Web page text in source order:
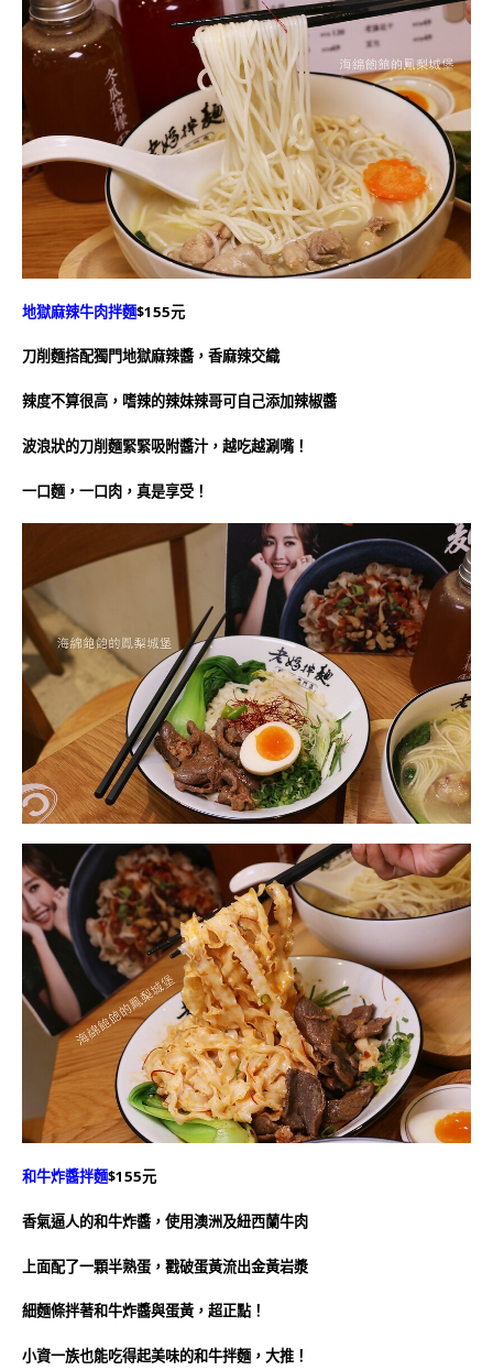
地獄麻辣牛肉拌麵$155元
刀削麵搭配獨門地獄麻辣醬，香麻辣交織
辣度不算很高，嗜辣的辣妹辣哥可自己添加辣椒醬
波浪狀的刀削麵緊緊吸附醬汁，越吃越涮嘴！
一口麵，一口肉，真是享受！
和牛炸醬拌麵$155元
香氣逼人的和牛炸醬，使用澳洲及紐西蘭牛肉
上面配了一顆半熟蛋，戳破蛋黃流出金黃岩漿
細麵條拌著和牛炸醬與蛋黃，超正點！
小資一族也能吃得起美味的和牛拌麵，大推！